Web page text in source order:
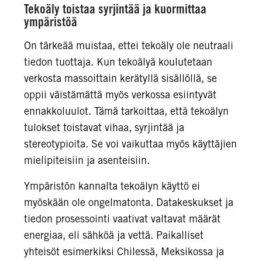
Tekoäly toistaa syrjintää ja kuormittaa
ympäristöä
On tärkeää muistaa, ettei tekoäly ole neutraali
tiedon tuottaja. Kun tekoälyä koulutetaan
verkosta massoittain kerätyllä sisällöllä, se
oppii väistämättä myös verkossa esiintyvät
ennakkoluulot. Tämä tarkoittaa, että tekoälyn
tulokset toistavat vihaa, syrjintää ja
stereotypioita. Se voi vaikuttaa myös käyttäjien
mielipiteisiin ja asenteisiin.
Ympäristön kannalta tekoälyn käyttö ei
myöskään ole ongelmatonta. Datakeskukset ja
tiedon prosessointi vaativat valtavat määrät
energiaa, eli sähköä ja vettä. Paikalliset
yhteisöt esimerkiksi Chilessä, Meksikossa ja